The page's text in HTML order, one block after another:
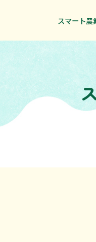
スマート
スマート